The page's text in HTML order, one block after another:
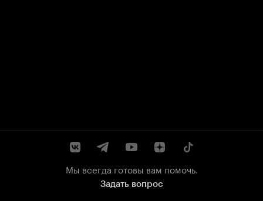
Мы всегда готовы вам помочь.
Задать вопрос